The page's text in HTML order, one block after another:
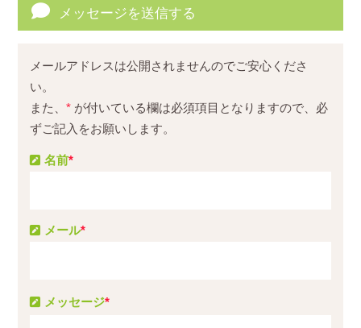
メッセージを送信する
メールアドレスは公開されませんのでご安心くださ
い。
また、* が付いている欄は必須項目となりますので、必
ずご記入をお願いします。
メッセージ*
名前*
メール*